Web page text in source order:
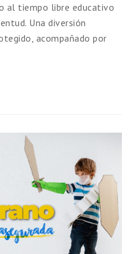
al tiempo libre educativo
Una diversión
acompañado por